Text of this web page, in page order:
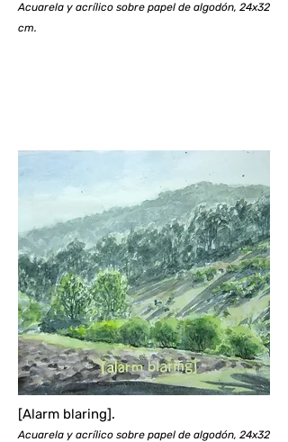
Acuarela y acrílico sobre papel de algodón, 24x32
cm.
[Alarm blaring].
Acuarela y acrílico sobre papel de algodón, 24x32